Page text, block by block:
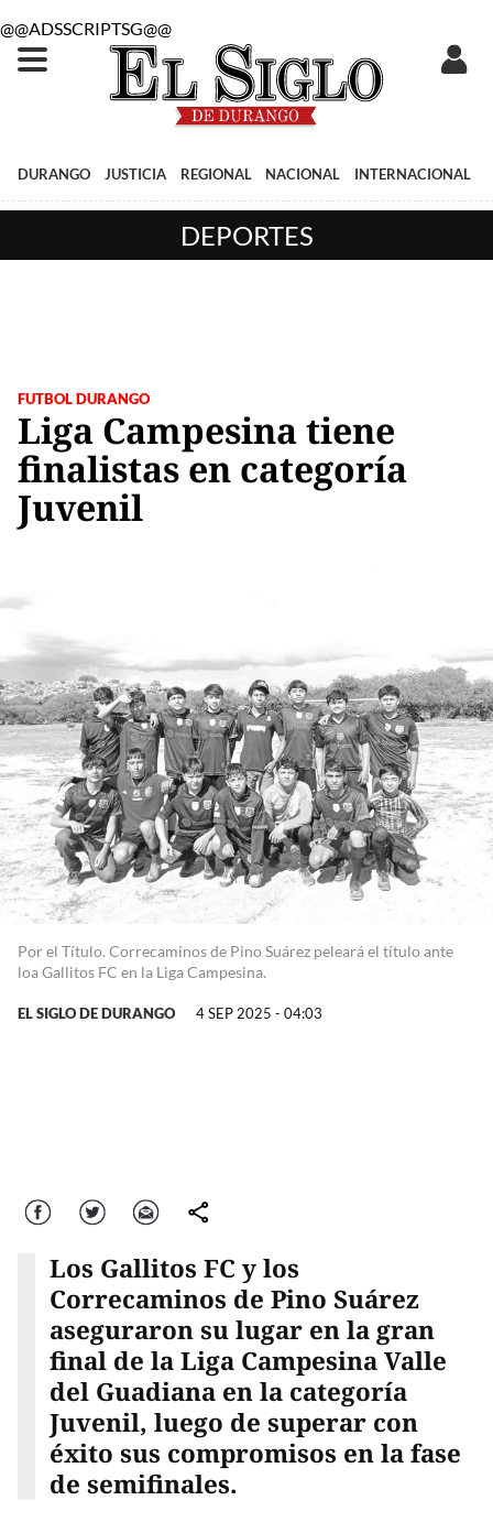
@@ADSSCRIPTSG@@
DURANGO JUSTICIA REGIONAL NACIONAL INTERNACIONAL
DEPORTES
FUTBOL DURANGO
Liga Campesina tiene
finalistas en categoría
Juvenil
Por el Título. Correcaminos de Pino Suárez peleará el título ante
loa Gallitos FC en la Liga Campesina.
EL SIGLO DE DURANGO 4 SEP 2025 - 04:03
Facebook Twitter Correo comparte
Los Gallitos FC y los
Correcaminos de Pino Suárez
aseguraron su lugar en la gran
final de la Liga Campesina Valle
del Guadiana en la categoría
Juvenil, luego de superar con
éxito sus compromisos en la fase
de semifinales.